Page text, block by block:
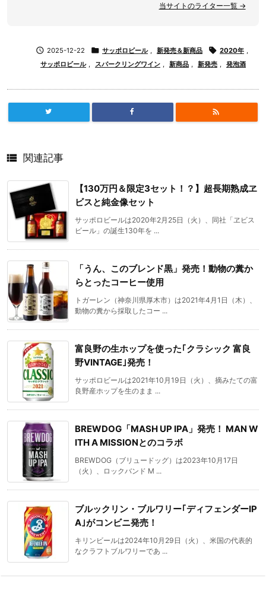
当サイトのライター一覧 →
 2025-12-22  サッポロビール , 新発売＆新商品  2020年 ,
サッポロビール , スパークリングワイン , 新商品 , 新発売 , 発泡酒

 関連記事
【130万円＆限定3セット！？】超長期熟成ヱ
ビスと純金像セット
サッポロビールは2020年2月25日（火）、同社「ヱビス
ビール」の誕生130年を ...
「うん、このブレンド黒」発売！動物の糞か
らとったコーヒー使用
トガーレン（神奈川県厚木市）は2021年4月1日（木）、
動物の糞から採取したコー ...
富良野の生ホップを使った｢クラシック 富良
野VINTAGE｣発売！
サッポロビールは2021年10月19日（火）、摘みたての富
良野産ホップを生のまま ...
BREWDOG「MASH UP IPA」発売！ MAN W
ITH A MISSIONとのコラボ
BREWDOG（ブリュードッグ）は2023年10月17日
（火）、ロックバンド M ...
ブルックリン・ブルワリー｢ディフェンダーIP
A｣がコンビニ発売！
キリンビールは2024年10月29日（火）、米国の代表的
なクラフトブルワリーであ ...